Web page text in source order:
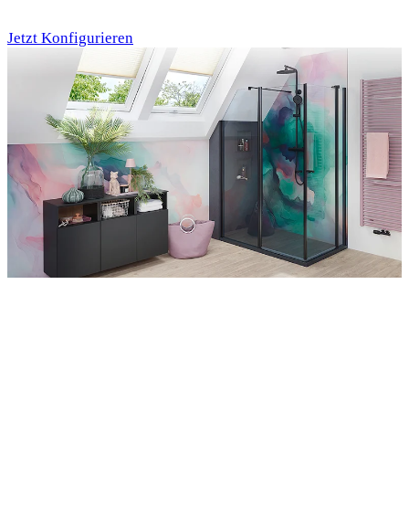
Jetzt Konfigurieren